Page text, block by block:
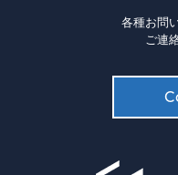
各種お問
ご連